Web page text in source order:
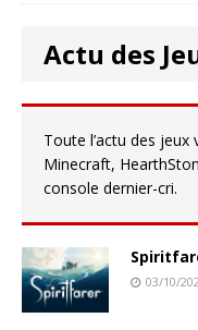
Actu des
Toute l’actu des
Minecraft,
console dernier-cri.
03/10/